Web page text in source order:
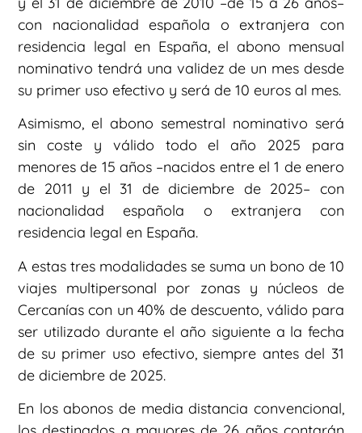
con nacionalidad española o extranjera con
residencia legal en España, el abono mensual
nominativo tendrá una validez de un mes desde
su primer uso efectivo y será de 10 euros al mes.
Asimismo, el abono semestral nominativo será
sin coste y válido todo el año 2025 para
menores de 15 años –nacidos entre el 1 de enero
de 2011 y el 31 de diciembre de 2025– con
nacionalidad española o extranjera con
residencia legal en España.
A estas tres modalidades se suma un bono de 10
viajes multipersonal por zonas y núcleos de
Cercanías con un 40% de descuento, válido para
ser utilizado durante el año siguiente a la fecha
de su primer uso efectivo, siempre antes del 31
de diciembre de 2025.
En los abonos de media distancia convencional,